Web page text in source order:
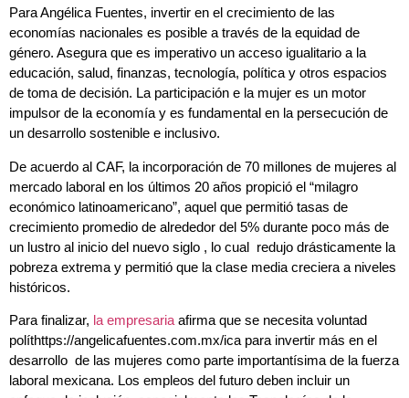
Para Angélica Fuentes, invertir en el crecimiento de las
economías nacionales es posible a través de la equidad de
género. Asegura que es imperativo un acceso igualitario a la
educación, salud, finanzas, tecnología, política y otros espacios
de toma de decisión. La participación e la mujer es un motor
impulsor de la economía y es fundamental en la persecución de
un desarrollo sostenible e inclusivo.
De acuerdo al CAF, la incorporación de 70 millones de mujeres al
mercado laboral en los últimos 20 años propició el “milagro
económico latinoamericano”, aquel que permitió tasas de
crecimiento promedio de alrededor del 5% durante poco más de
un lustro al inicio del nuevo siglo , lo cual redujo drásticamente la
pobreza extrema y permitió que la clase media creciera a niveles
históricos.
Para finalizar, la empresaria afirma que se necesita voluntad
políthttps://angelicafuentes.com.mx/ica para invertir más en el
desarrollo de las mujeres como parte importantísima de la fuerza
laboral mexicana. Los empleos del futuro deben incluir un